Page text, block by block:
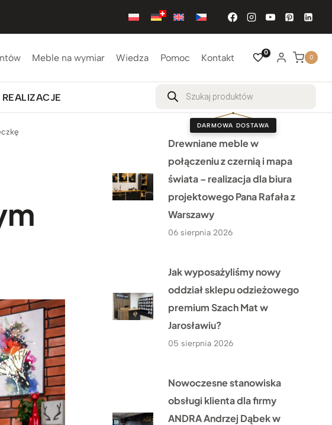
Meble na wymiar Wiedza Pomoc Kontakt 0
0
REALIZACJE
Wyszukiwarka
produktów
DARMOWA DOSTAWA
Drewniane meble w
połączeniu z czernią i mapa
świata – realizacja dla biura
projektowego Pana Rafała z
Warszawy
06 sierpnia 2026
Jak wyposażyliśmy nowy
oddział sklepu odzieżowego
premium Szach Mat w
Jarosławiu?
05 sierpnia 2026
Nowoczesne stanowiska
obsługi klienta dla firmy
ANDRA Andrzej Dąbek w